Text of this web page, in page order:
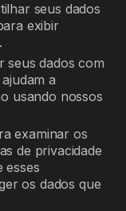
seus dados
exibir
seus dados com
a
usando nossos
examinar os
de privacidade
esses
os dados que